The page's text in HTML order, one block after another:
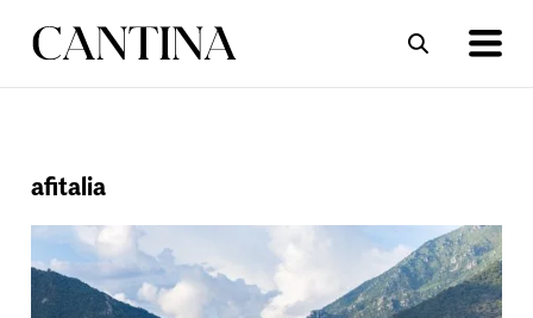
afitalia